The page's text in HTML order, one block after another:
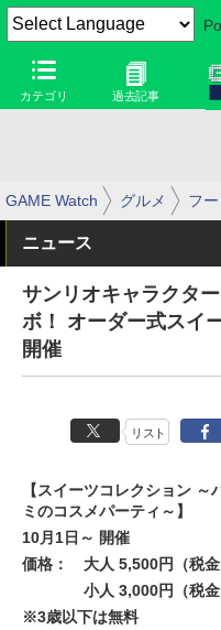
カテゴリ 過去記事
GAME Watch グルメ フー
ニュース
サンリオキャラクタ
ボ！ オーダー式スイ
開催
リスト
【スイーツコレクション
ミのコスメパーティ～】
10月1日～ 開催
価格：
大人 5,500円（税金
小人 3,000円（税金
※3歳以下は無料